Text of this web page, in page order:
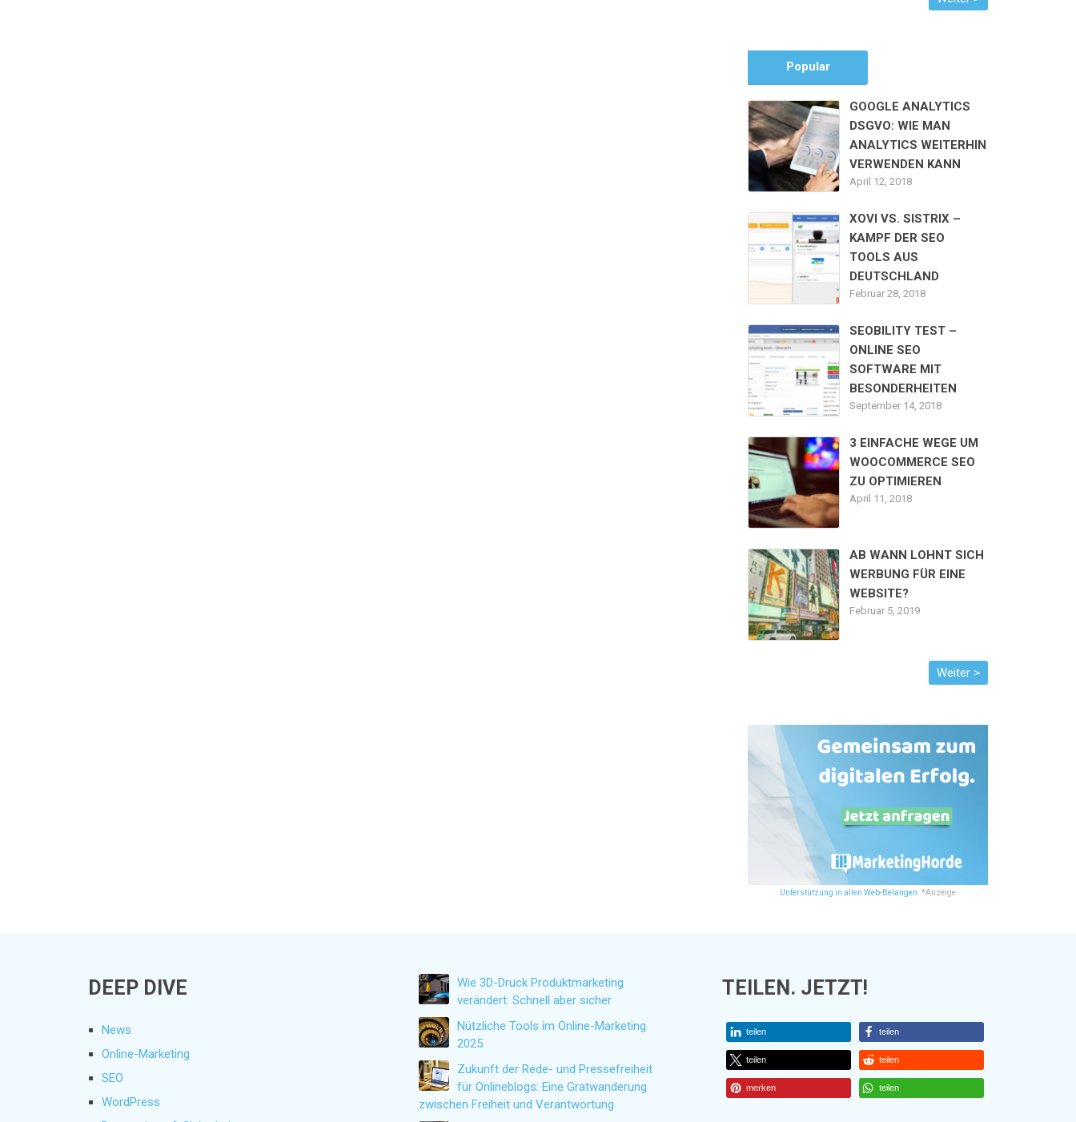
Popular
GOOGLE ANALYTICS
DSGVO: WIE MAN
ANALYTICS WEITERHIN
VERWENDEN KANN
April 12, 2018
XOVI VS. SISTRIX –
KAMPF DER SEO
TOOLS AUS
DEUTSCHLAND
Februar 28, 2018
SEOBILITY TEST –
ONLINE SEO
SOFTWARE MIT
BESONDERHEITEN
September 14, 2018
3 EINFACHE WEGE UM
WOOCOMMERCE SEO
ZU OPTIMIEREN
April 11, 2018
AB WANN LOHNT SICH
WERBUNG FÜR EINE
WEBSITE?
Februar 5, 2019
Unterstützung in allen Web-Belangen. *Anzeige
DEEP DIVE
News
Online-Marketing
SEO
WordPress
Wie 3D-Druck Produktmarketing
verändert: Schnell aber sicher
Nützliche Tools im Online-Marketing
2025
Zukunft der Rede- und Pressefreiheit
für Onlineblogs: Eine Gratwanderung
zwischen Freiheit und Verantwortung
TEILEN. JETZT!
teilen teilen
teilen teilen
merken teilen